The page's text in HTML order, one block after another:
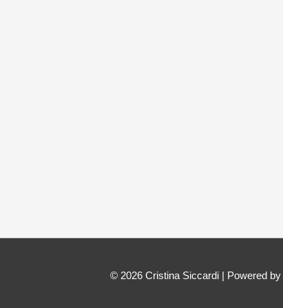
© 2026 Cristina Siccardi| Powered by